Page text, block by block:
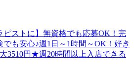
ピストに】無資格でも応募OK！完
も安心♪週1日～1時間～OK！好き
3510円★週20時間以上入店できる